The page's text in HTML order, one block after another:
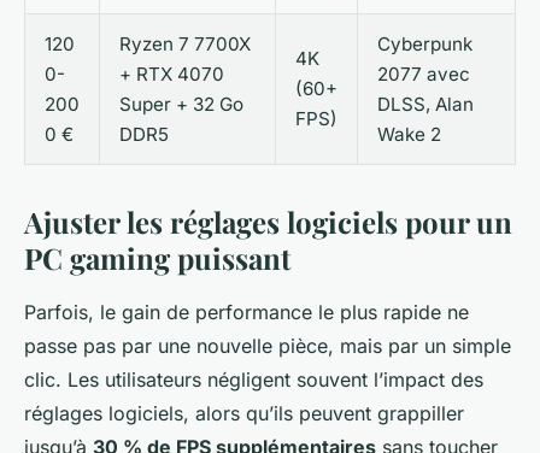
120
0-
200
0 €
Ryzen 7 7700X
+ RTX 4070
Super + 32 Go
DDR5
4K
(60+
FPS)
Cyberpunk
2077 avec
DLSS, Alan
Wake 2
Ajuster les réglages logiciels pour un
PC gaming puissant
Parfois, le gain de performance le plus rapide ne
passe pas par une nouvelle pièce, mais par un simple
clic. Les utilisateurs négligent souvent l’impact des
réglages logiciels, alors qu’ils peuvent grappiller
jusqu’à 30 % de FPS supplémentaires sans toucher